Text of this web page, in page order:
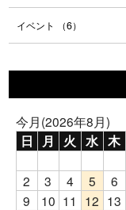
イベント （6）
今月(2026年8月)
日 月 火 水 木
2
3 4 5 6
9
10 11 12 13